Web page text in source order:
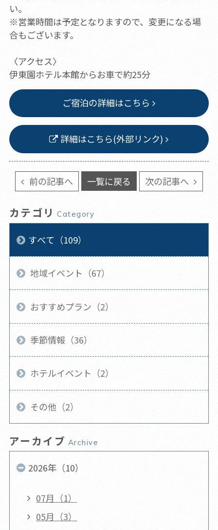
い。
※営業時間は予定となりますので、変更になる場
合もございます。
〈アクセス〉
伊東園ホテル本館からお車で約25分
ご宿泊の詳細はこちら
詳細はこちら(外部リンク)
前の記事へ 一覧に戻る 次の記事へ
カテゴリ Category
すべて（109）
地域イベント（67）
おすすめプラン（2）
季節情報（36）
ホテルイベント（2）
その他（2）
アーカイブ Archive
2026年（10）
07月（1）
05月（3）